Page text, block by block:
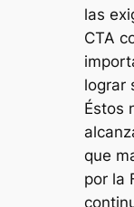
las
CTA
lograr
Éstos
que
por la